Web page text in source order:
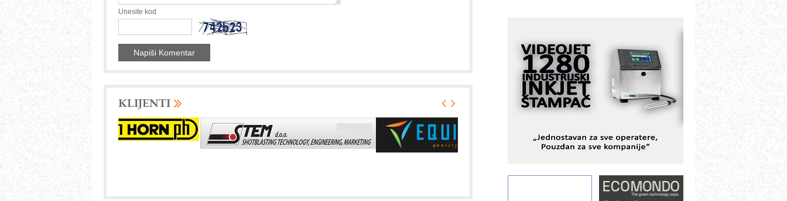
Unesite kod
KLIJENTI
kontrole kvaliteta
STAUFF – Komponente koje
povećavaju pouzdanost hidrauličkih
sistema
YAMADA pumpe – japanska
pouzdanost u transferu fluida
rešenja za filtraciju u hidrauličkim i
procesnim sistemima
industrije i biznisa
RILINEX kompanije Rittal